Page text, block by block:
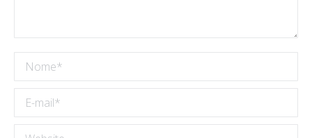
Nome *
E-mail *